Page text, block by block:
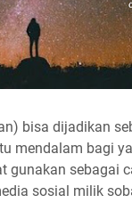
bisa dijadikan
mendalam bagi
gunakan sebagai
sosial milik